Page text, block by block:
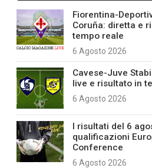
Fiorentina-
Coruña: diretta e
tempo reale
6 Agosto 2026
Cavese-Juve
live e risultato in
6 Agosto 2026
I risultati del 6
qualificazioni
Conference
6 Agosto 2026